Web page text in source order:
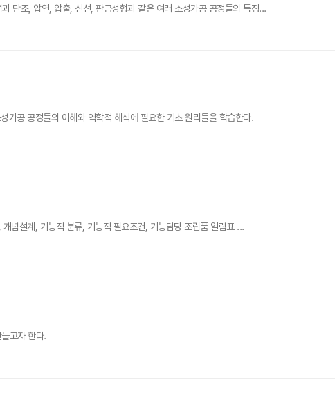
단조, 압연, 압출, 신선, 판금성형과 같은 여러 소성가공 공정들의 특징...
가공 공정들의 이해와 역학적 해석에 필요한 기초 원리들을 학습한다.
념설계, 기능적 분류, 기능적 필요조건, 기능담당 조립품 일람표 ...
고자 한다.